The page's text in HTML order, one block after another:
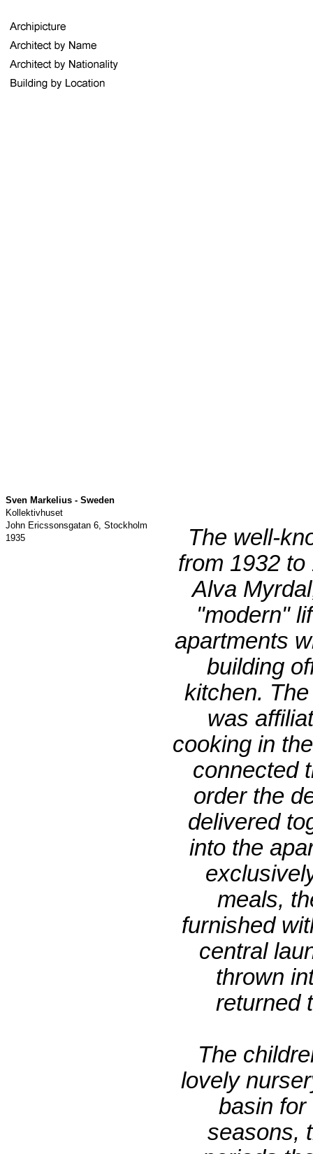
Sven Markelius - Sweden
Kollektivhuset
John Ericssonsgatan 6, Stockholm
1935
The well-
from 1932
Alva
"modern"
apartments
building
kitchen.
was
cooking in
connected
order the
delivered
into the
meals,
furnished
central
thrown
returned
The
lovely
basin for
seasons,